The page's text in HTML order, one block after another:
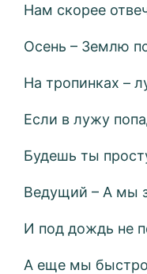
Нам скорее
Осень – Землю
На тропинках –
Если в лужу
Будешь ты
Ведущий – А мы
И под дождь не
А еще мы